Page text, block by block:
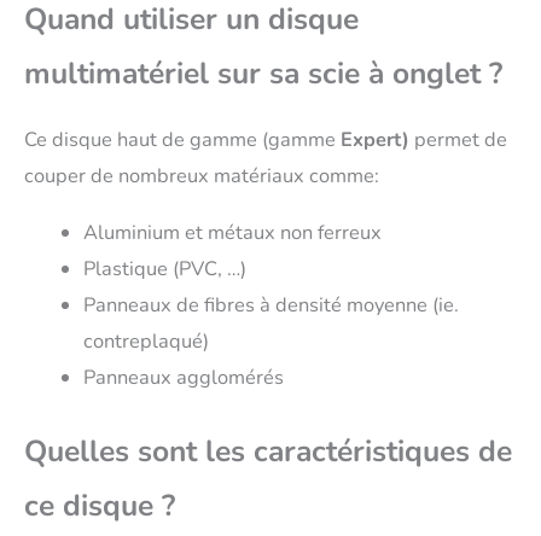
Quand utiliser un disque
multimatériel sur sa scie à onglet ?
Ce disque haut de gamme (gamme Expert) permet de
couper de nombreux matériaux comme:
Aluminium et métaux non ferreux
Plastique (PVC, …)
Panneaux de fibres à densité moyenne (ie.
contreplaqué)
Panneaux agglomérés
Quelles sont les caractéristiques de
ce disque ?